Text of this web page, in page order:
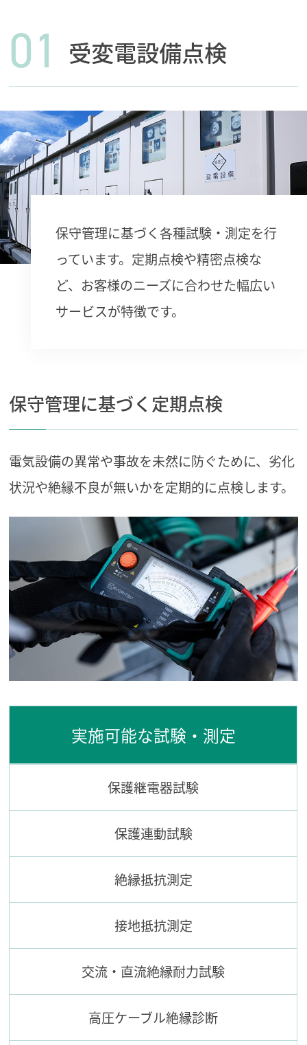
01 受変電設備点検
保守管理に基づく各種試験・測定を行
っています。定期点検や精密点検な
ど、 お客様のニーズに合わせた幅広い
サービスが特徴です。
保守管理に基づく定期点検
電気設備の異常や事故を未然に防ぐために、 劣化
状況や絶縁不良が無いかを定期的に点検します。
実施可能な試験・測定
保護継電器試験
保護連動試験
絶縁抵抗測定
接地抵抗測定
交流・直流絶縁耐力試験
高圧ケーブル絶縁診断